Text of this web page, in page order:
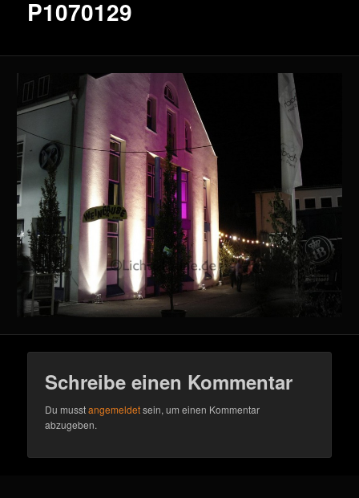
P1070129
Schreibe einen Kommentar
Du musstangemeldetsein, um einen Kommentar
abzugeben.